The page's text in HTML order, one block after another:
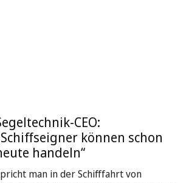
CEO:
können schon
handeln“
man in der Schifffahrt von